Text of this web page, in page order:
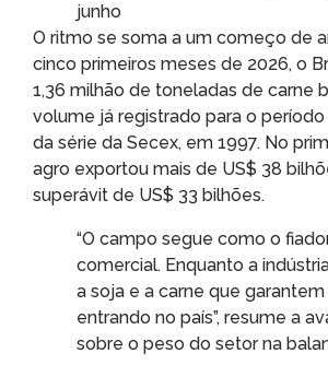
junho
O ritmo se soma a um começo de
cinco primeiros meses de 2026, o
1,36 milhão de toneladas de carne
volume já registrado para o
da série da Secex, em 1997. No
agro exportou mais de US$ 38
superávit de US$ 33 bilhões.
“O campo segue como o
comercial. Enquanto a
a soja e a carne que
entrando no país”, resume a
sobre o peso do setor na